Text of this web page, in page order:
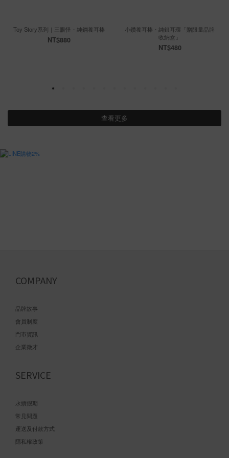
Toy Story系列｜三眼怪・純鋼養耳棒
NT$880
小鑽養耳棒・純銀耳環「贈限量品牌
收納盒」
NT$480
查看更多
COMPANY
品牌故事
會員制度
門市資訊
企業徵才
SERVICE
永續假期
常見問題
運送及付款方式
隱私權政策